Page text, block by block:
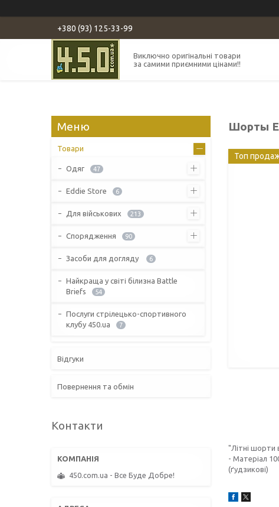
+380 (93) 125-33-99
Виключно оригінальні товари
за самими приємними цінами!!
Шорты
Топ
"Літні шорти
- Матеріал
(ґудзикові)
Товари
Одяг 47
Eddie Store 6
Для військових 213
Спорядження 90
Засоби для догляду 6
Найкраща у світі білизна Battle
Briefs
54
Послуги стрілецько-спортивного
клубу 450.ua
7
Відгуки
Повернення та обмін
Контакти
450.com.ua - Все Буде Добре!